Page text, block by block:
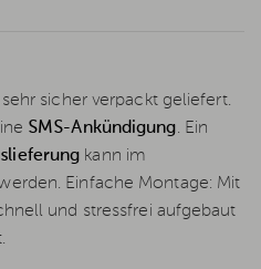
sicher verpackt geliefert.
SMS-Ankündigung. Ein
kann im
Einfache Montage: Mit
und stressfrei aufgebaut